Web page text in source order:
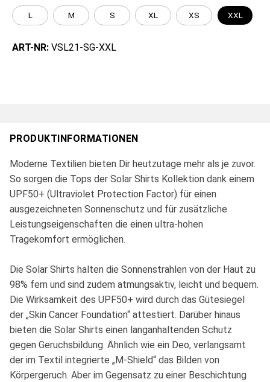
L M S XL XS XXL
ART-NR: VSL21-SG-XXL
PRODUKTINFORMATIONEN
Moderne Textilien bieten Dir heutzutage mehr als je zuvor.
So sorgen die Tops der Solar Shirts Kollektion dank einem
UPF50+ (Ultraviolet Protection Factor) für einen
ausgezeichneten Sonnenschutz und für zusätzliche
Leistungseigenschaften die einen ultra-hohen
Tragekomfort ermöglichen.
Die Solar Shirts halten die Sonnenstrahlen von der Haut zu
98% fern und sind zudem atmungsaktiv, leicht und bequem.
Die Wirksamkeit des UPF50+ wird durch das Gütesiegel
der „Skin Cancer Foundation“ attestiert. Darüber hinaus
bieten die Solar Shirts einen langanhaltenden Schutz
gegen Geruchsbildung. Ähnlich wie ein Deo, verlangsamt
der im Textil integrierte „M-Shield“ das Bilden von
Körpergeruch. Aber im Gegensatz zu einer Beschichtung